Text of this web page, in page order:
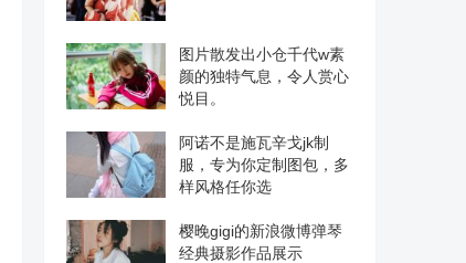
图片散发出小仓千代w素
颜的独特气息，令人赏心
悦目。
阿诺不是施瓦辛戈jk制
服，专为你定制图包，多
样风格任你选
樱晚gigi的新浪微博弹琴
经典摄影作品展示